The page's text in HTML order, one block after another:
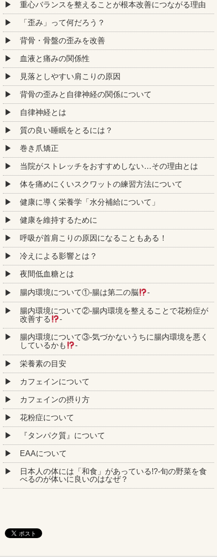
重心バランスを整えることが根本改善につながる理由
「歪み」って何だろう？
背骨・骨盤の歪みを改善
血液と痛みの関係性
見落としやすい肩こりの原因
背骨の歪みと自律神経の関係について
自律神経とは
質の良い睡眠をとるには？
巻き爪矯正
当院がストレッチをおすすめしない…その理由とは
体を痛めにくいスクワットの練習方法について
健康に導く栄養学「水分補給について」
健康を維持するために
呼吸が首肩こりの原因になることもある！
冷えによる影響とは？
夜間低血糖とは
腸内環境について①‐腸は第二の脳 ‐
腸内環境について②‐腸内環境を整えることで花粉症が
改善する
‐
腸内環境について③‐気づかないうちに腸内環境を悪く
しているかも
‐
栄養素の目安
カフェインについて
カフェインの摂り方
花粉症について
『タンパク質』について
EAAについて
日本人の体には「和食」があっている!?-旬の野菜を食
べるのが体いに良いのはなぜ？